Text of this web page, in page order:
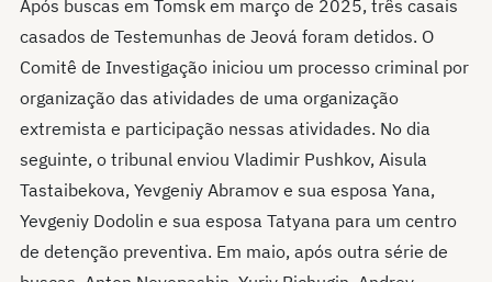
Após buscas em Tomsk em março de 2025, três casais
casados de Testemunhas de Jeová foram detidos. O
Comitê de Investigação iniciou um processo criminal por
organização das atividades de uma organização
extremista e participação nessas atividades. No dia
seguinte, o tribunal enviou Vladimir Pushkov, Aisula
Tastaibekova, Yevgeniy Abramov e sua esposa Yana,
Yevgeniy Dodolin e sua esposa Tatyana para um centro
de detenção preventiva. Em maio, após outra série de